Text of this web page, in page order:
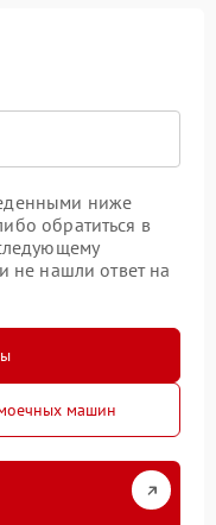
ниже
обратиться в
не нашли ответ на
машин